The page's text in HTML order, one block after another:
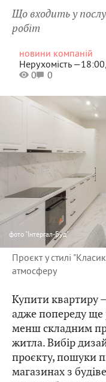
Що входить у
робіт
новини компаній
Нерухомість —
0
0
фото "Інтергал-Буд"
Проєкт у стилі
атмосферу
Купити квартиру
адже попереду
менш складним
житла. Вибір
проєкту, пошуки
магазинах з